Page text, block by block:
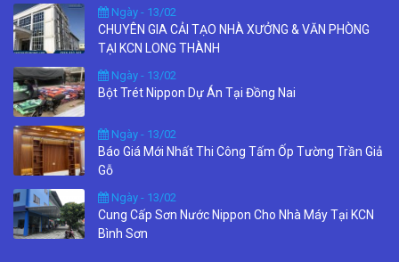
Ngày - 13/02
CHUYÊN GIA CẢI TẠO NHÀ XƯỞNG & VĂN PHÒNG
TẠI KCN LONG THÀNH
Ngày - 13/02
Bột Trét Nippon Dự Án Tại Đồng Nai
Ngày - 13/02
Báo Giá Mới Nhất Thi Công Tấm Ốp Tường Trần Giả
Gỗ
Ngày - 13/02
Cung Cấp Sơn Nước Nippon Cho Nhà Máy Tại KCN
Bình Sơn